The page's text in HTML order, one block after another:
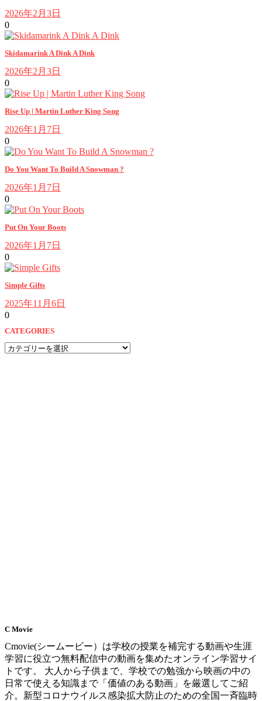
2026年2月3日
0
Skidamarink A Dink A Dink
2026年2月3日
0
Rise Up | Martin Luther King Song
2026年1月7日
0
Do You Want To Build A Snowman ?
2026年1月7日
0
Put On Your Boots
2026年1月7日
0
Simple Gifts
2025年11月6日
0
CATEGORIES
CATEGORIES
C Movie
Cmovie(シームービー）は学校の授業を補完する動画や生涯
学習に役立つ無料配信中の動画を集めたオンライン学習サイ
トです。 大人から子供まで、学校での勉強から映画の中の
日常で使える知識まで「価値のある動画」を厳選してご紹
介。新型コロナウイルス感染拡大防止のための全国一斉臨時